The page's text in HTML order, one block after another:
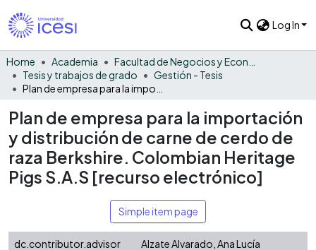
Log In
Home Academia
Tesis y trabajos de grado
Gestión - Tesis
Plan de empresa para la importación
y distribución de carne de cerdo de
raza Berkshire. Colombian Heritage
Pigs S.A.S [recurso electrónico]
Simple item page
dc.contributor.advisor
Alzate Alvarado, Ana Lucía